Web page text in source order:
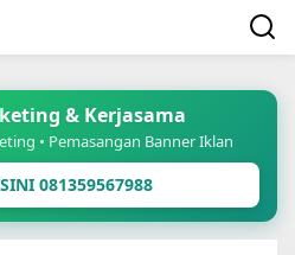
& Kerjasama
• Pemasangan Banner Iklan
081359567988